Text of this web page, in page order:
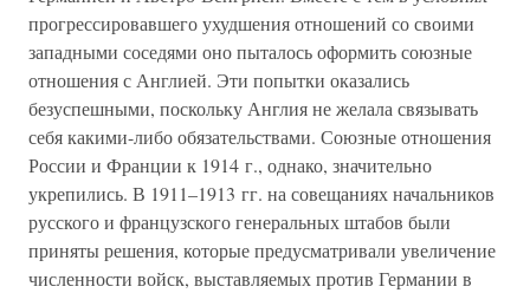
прогрессировавшего ухудшения отношений со своими
западными соседями оно пыталось оформить союзные
отношения с Англией. Эти попытки оказались
безуспешными, поскольку Англия не желала связывать
себя какими-либо обязательствами. Союзные отношения
России и Франции к 1914 г., однако, значительно
укрепились. В 1911–1913 гг. на совещаниях начальников
русского и французского генеральных штабов были
приняты решения, которые предусматривали увеличение
численности войск, выставляемых против Германии в